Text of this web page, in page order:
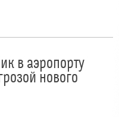
в аэропорту
нового